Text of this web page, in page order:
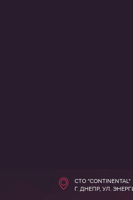
СТО "CONTINENTAL"
Г. ДНЕПР, УЛ.